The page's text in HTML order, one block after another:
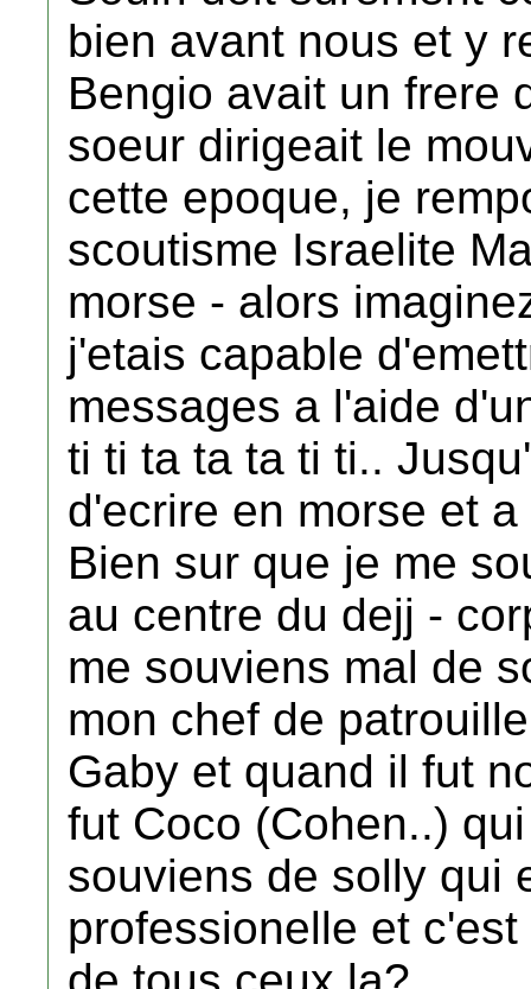
bien avant nous et y
Bengio avait un frere
soeur dirigeait le
cette epoque, je
scoutisme Israelite
morse - alors
j'etais capable
messages a l'aide
ti ti ta ta ta ti ti..
d'ecrire en morse et
Bien sur que je me
au centre du dejj -
me souviens mal de
mon chef de
Gaby et quand il fut
fut Coco (Cohen..)
souviens de solly qui
professionelle et